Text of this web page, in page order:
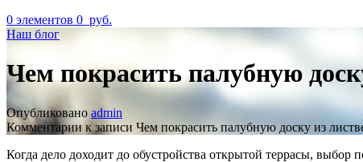
0 элементов 0 руб.
Наш блог
Чем покрасить палубную
Опубликовано admin
Комментариик записи Чем покрасить палубную доску из
Когда дело доходит до обустройства открытой террасы,